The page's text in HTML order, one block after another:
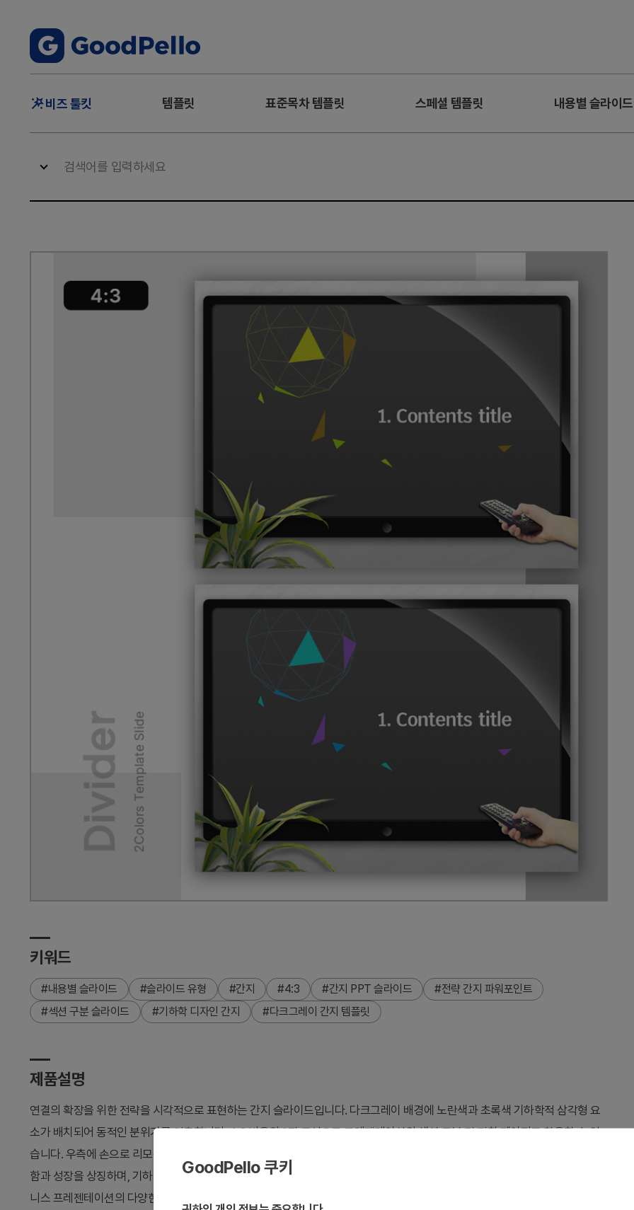
주
뉴
비즈 툴킷 템플릿 표준목차 템플릿 스페셜 템플릿 내용별 슬라이드
키워드
#내용별 슬라이드 #슬라이드 유형 #간지 #4:3 #간지 PPT 슬라이드
#전략 간지 파워포인트
#섹션 구분 슬라이드
#기하학 디자인 간지 #다크그레이 간지 템플릿
제품설명
연결의 확장을 위한 전략을 시각적으로 표현하는 간지 슬라이드입니다. 다크그레이 배경에 노란색과 초록색 기하학적 삼각형 요
소가 배치되어 동적인 분위기를 연출합니다. 4:3 비율의 2장 구성으로 프레젠테이션의 섹션 구분 및 전환 페이지로 활용할 수 있
습니다. 우측에 손으로 리모콘을 들고 있는 이미지가 포함되어 발표 상황을 자연스럽게 표현합니다. 좌측 하단의 식물 요소는 신선
함과 성장을 상징하며, 기하학적 도형과 대비를 이루어 시각적 균형을 맞춥니다. 파워포인트 슬라이드로 즉시 편집 가능하며, 비즈
니스 프레젠테이션의 다양한 섹션 구분에 활용할 수 있습니다.
GoodPello 쿠키